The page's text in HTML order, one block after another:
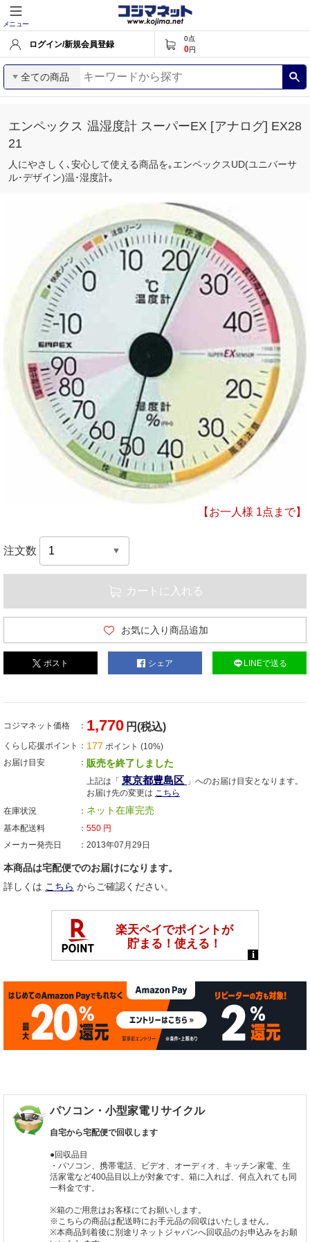
メニュー
ログイン/新規会員登録
0点
0円
全ての商品
エンペックス 温湿度計 スーパーEX [アナログ] EX28
21
人にやさしく､安心して使える商品を｡エンペックスUD(ユニバーサ
ル･デザイン)温･湿度計｡
【お一人様 1点まで】
注文数
カートに入れる
お気に入り商品追加
ポスト シェア LINEで送る
コジマネット価格 1,770 円(税込)
くらし応援ポイント 177 ポイント (10%)
お届け目安
販売を終了しました
上記は「 東京都豊島区 」へのお届け目安となります。
お届け先の変更は こちら
在庫状況
ネット在庫完売
基本配送料 550 円
メーカー発売日
2013年07月29日
本商品は宅配便でのお届けになります。
詳しくは こちら からご確認ください。
パソコン・小型家電リサイクル
自宅から宅配便で回収します
●回収品目
・パソコン、携帯電話、ビデオ、オーディオ、キッチン家電、生
活家電など400品目以上が対象です。箱に入れば、何点入れても同
一料金です。
※箱のご用意はお客様にてお願いします。
※こちらの商品は配送時にお手元品の回収はいたしません。
※本商品到着後に別途リネットジャパンへ回収品のお申込みをお願